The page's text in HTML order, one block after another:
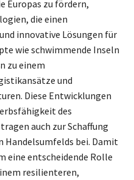
Europas zu fördern,
die einen
innovative Lösungen für
wie schwimmende Inseln
zu einem
und
Diese Entwicklungen
des
auch zur Schaffung
Handelsumfelds bei. Damit
eine entscheidende Rolle
resilienteren,